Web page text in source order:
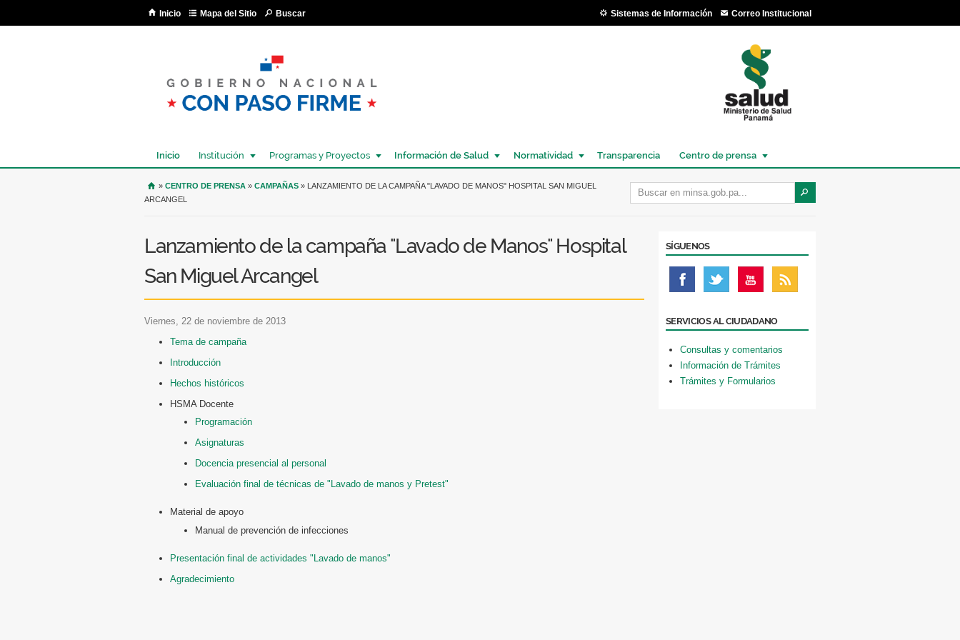
Inicio Mapa del Sitio Buscar Sistemas de Información Correo Institucional
Inicio Institución Programas y Proyectos Información de Salud Normatividad Transparencia Centro de prensa
USTED SE ENCUENTRA AQUÍ
» CENTRO DE PRENSA » CAMPAÑAS » LANZAMIENTO DE LA CAMPAÑA "LAVADO DE MANOS" HOSPITAL SAN MIGUEL
ARCANGEL
Lanzamiento de la campaña "Lavado de Manos" Hospital
San Miguel Arcangel
viernes, 22 de noviembre de 2013
Tema de campaña
Introducción
Hechos históricos
HSMA Docente
Programación
Asignaturas
Docencia presencial al personal
Evaluación final de técnicas de "Lavado de manos y Pretest"
Material de apoyo
Manual de prevención de infecciones
Presentación final de actividades "Lavado de manos"
Agradecimiento
SÍGUENOS
SERVICIOS AL CIUDADANO
Consultas y comentarios
Información de Trámites
Trámites y Formularios